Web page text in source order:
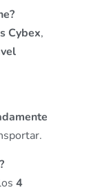
Cybex,
4